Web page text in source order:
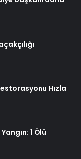
Hızla
1 Ölü